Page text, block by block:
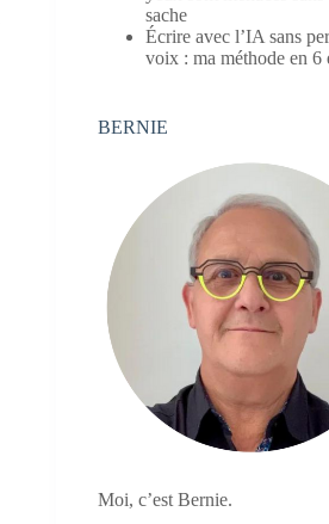
sache
Écrire avec l’IA sans
voix : ma méthode en 6
BERNIE
Moi, c’est Bernie.